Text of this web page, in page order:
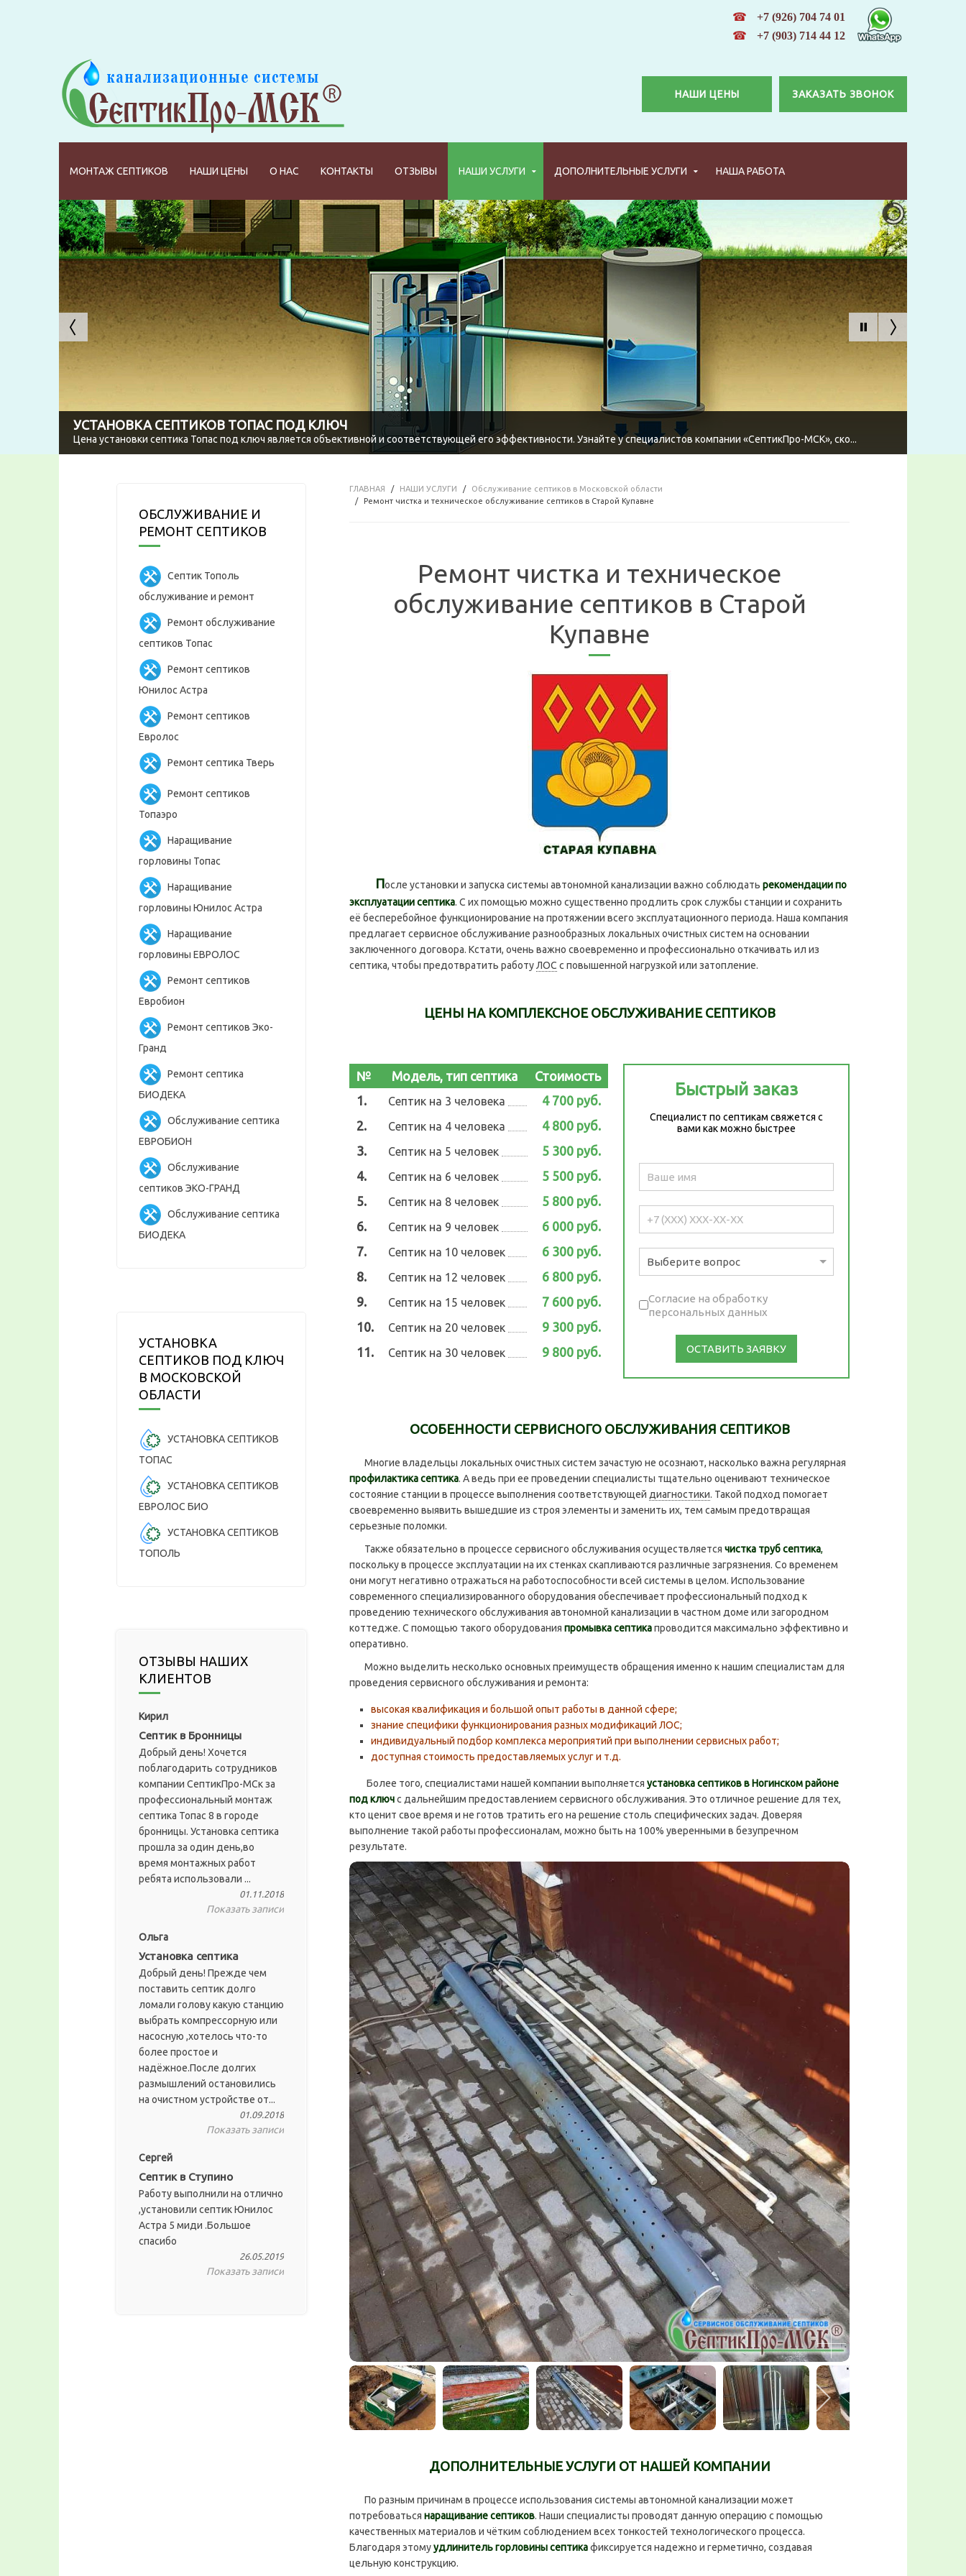
☎ +7 (926) 704 74 01
☎ +7 (903) 714 44 12
ЗАКАЗАТЬ ЗВОНОК
НАШИ ЦЕНЫ
МОНТАЖ СЕПТИКОВ НАШИ ЦЕНЫ О НАС КОНТАКТЫ ОТЗЫВЫ НАШИ УСЛУГИ ДОПОЛНИТЕЛЬНЫЕ УСЛУГИ НАША РАБОТА
УСТАНОВКА СЕПТИКОВ ТОПАС ПОД КЛЮЧ
Цена установки септика Топас под ключ является объективной и соответствующей его эффективности. Узнайте у специалистов компании «СептикПро-МСК», ско...
ГЛАВНАЯ НАШИ УСЛУГИ
Обслуживание септиков в Московской области
Ремонт чистка и техническое обслуживание септиков в Старой Купавне
Ремонт чистка и техническое
обслуживание септиков в Старой
Купавне
После установки и запуска системы автономной канализации важно соблюдать рекомендации по
эксплуатации септика. С их помощью можно существенно продлить срок службы станции и сохранить
её бесперебойное функционирование на протяжении всего эксплуатационного периода. Наша компания
предлагает сервисное обслуживание разнообразных локальных очистных систем на основании
заключенного договора. Кстати, очень важно своевременно и профессионально откачивать ил из
септика, чтобы предотвратить работуЛОС с повышенной нагрузкой или затопление.
ЦЕНЫ НА КОМПЛЕКСНОЕ ОБСЛУЖИВАНИЕ СЕПТИКОВ
№ Модель, тип септика
Стоимость
1.
Септик на 3 человека
4 700 руб.
2.
Септик на 4 человека
4 800 руб.
3.
Септик на 5 человек
5 300 руб.
4.
Септик на 6 человек
5 500 руб.
5.
Септик на 8 человек
5 800 руб.
6.
Септик на 9 человек
6 000 руб.
7.
Септик на 10 человек
6 300 руб.
8.
Септик на 12 человек
6 800 руб.
9.
Септик на 15 человек
7 600 руб.
10.
Септик на 20 человек
9 300 руб.
11.
Септик на 30 человек 9 800 руб.
Быстрый заказ
Специалист по септикам свяжется с
вами как можно быстрее
Согласие на обработку
персональных данных
ОСТАВИТЬ ЗАЯВКУ
ОСОБЕННОСТИ СЕРВИСНОГО ОБСЛУЖИВАНИЯ СЕПТИКОВ
Многие владельцы локальных очистных систем зачастую не осознают, насколько важна регулярная
профилактика септика. А ведь при ее проведении специалисты тщательно оценивают техническое
состояние станции в процессе выполнения соответствующей диагностики. Такой подход помогает
своевременно выявить вышедшие из строя элементы и заменить их, тем самым предотвращая
серьезные поломки.
Также обязательно в процессе сервисного обслуживания осуществляется чистка труб септика,
поскольку в процессе эксплуатации на их стенках скапливаются различные загрязнения. Со временем
они могут негативно отражаться на работоспособности всей системы в целом. Использование
современного специализированного оборудования обеспечивает профессиональный подход к
проведению технического обслуживания автономной канализации в частном доме или загородном
коттедже. С помощью такого оборудования промывка септикапроводится максимально эффективно и
оперативно.
Можно выделить несколько основных преимуществ обращения именно к нашим специалистам для
проведения сервисного обслуживания и ремонта:
высокая квалификация и большой опыт работы в данной сфере;
знание специфики функционирования разных модификаций ЛОС;
индивидуальный подбор комплекса мероприятий при выполнении сервисных работ;
доступная стоимость предоставляемых услуг и т.д.
Более того, специалистами нашей компании выполняется установка септиков в Ногинском районе
под ключс дальнейшим предоставлением сервисного обслуживания. Это отличное решение для тех,
кто ценит свое время и не готов тратить его на решение столь специфических задач. Доверяя
выполнение такой работы профессионалам, можно быть на 100% уверенными в безупречном
результате.
ДОПОЛНИТЕЛЬНЫЕ УСЛУГИ ОТ НАШЕЙ КОМПАНИИ
По разным причинам в процессе использования системы автономной канализации может
потребоваться наращивание септиков. Наши специалисты проводят данную операцию с помощью
качественных материалов и чётким соблюдением всех тонкостей технологического процесса.
Благодаря этомуудлинитель горловины септикафиксируется надежно и герметично, создавая
цельную конструкцию.
ОБСЛУЖИВАНИЕ И
РЕМОНТ СЕПТИКОВ
Септик Тополь
обслуживание и ремонт
Ремонт обслуживание
септиков Топас
Ремонт септиков
Юнилос Астра
Ремонт септиков
Евролос
Ремонт септика Тверь
Ремонт септиков
Топаэро
Наращивание
горловины Топас
Наращивание
горловины Юнилос Астра
Наращивание
горловины ЕВРОЛОС
Ремонт септиков
Евробион
Ремонт септиков Эко-
Гранд
Ремонт септика
БИОДЕКА
Обслуживание септика
ЕВРОБИОН
Обслуживание
септиков ЭКО-ГРАНД
Обслуживание септика
БИОДЕКА
УСТАНОВКА
СЕПТИКОВ ПОД КЛЮЧ
В МОСКОВСКОЙ
ОБЛАСТИ
УСТАНОВКА СЕПТИКОВ
ТОПАС
УСТАНОВКА СЕПТИКОВ
ЕВРОЛОС БИО
УСТАНОВКА СЕПТИКОВ
ТОПОЛЬ
ОТЗЫВЫ НАШИХ
КЛИЕНТОВ
Кирил
Септик в Бронницы
Добрый день! Хочется
поблагодарить сотрудников
компании СептикПро-МСк за
профессиональный монтаж
септика Топас 8 в городе
бронницы. Установка септика
прошла за один день,во
время монтажных работ
ребята использовали ...
01.11.2018
Показать записи
Ольга
Установка септика
Добрый день! Прежде чем
поставить септик долго
ломали голову какую станцию
выбрать компрессорную или
насосную ,хотелось что-то
более простое и
надёжное.После долгих
размышлений остановились
на очистном устройстве от...
01.09.2018
Показать записи
Сергей
Септик в Ступино
Работу выполнили на отлично
,установили септик Юнилос
Астра 5 миди .Большое
спасибо
26.05.2019
Показать записи